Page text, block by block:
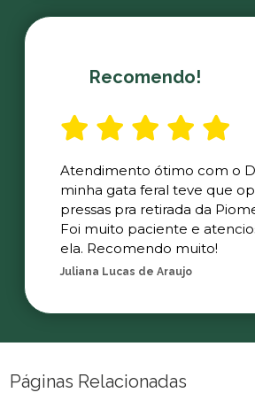
Recomendo!
Atendimento ótimo com o
minha gata feral teve que
pressas pra retirada da
Foi muito paciente e
ela. Recomendo muito!
Juliana Lucas de Araujo
Páginas Relacionadas